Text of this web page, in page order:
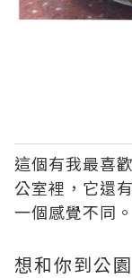
這個有我最喜
公室裡，它還
一個感覺不同。
想和你到公